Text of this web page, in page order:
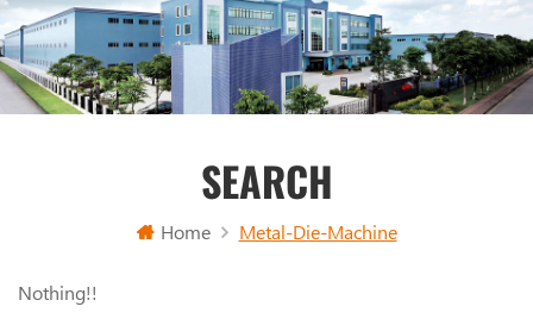
SEARCH
Home Metal-Die-Machine
Nothing!!